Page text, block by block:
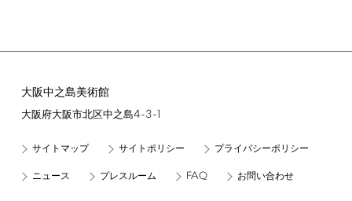
大阪中之島美術館
大阪府大阪市北区中之島4-3-1
サイトマップ サイトポリシー プライバシーポリシー
ニュース プレスルーム FAQ お問い合わせ